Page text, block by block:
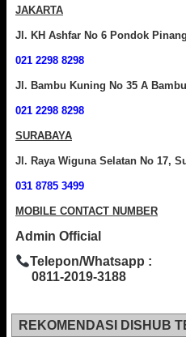
JAKARTA
Jl. KH Ashfar No 6 Pondok
021 2298 8298
Jl. Bambu Kuning No 35 A
021 2298 8298
SURABAYA
Jl. Raya Wiguna Selatan No 17,
031 8785 3499
MOBILE CONTACT NUMBER
Admin Official
Telepon/Whatsapp :
0811-2019-3188
REKOMENDASI DISHUB